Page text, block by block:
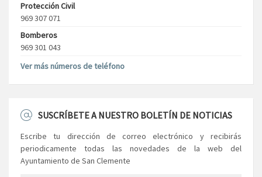
Protección Civil
969 307 071
Bomberos
969 301 043
Ver más números de teléfono
SUSCRÍBETE A NUESTRO BOLETÍN DE NOTICIAS
Escribe tu dirección de correo electrónico y recibirás
periodicamente todas las novedades de la web del
Ayuntamiento de San Clemente